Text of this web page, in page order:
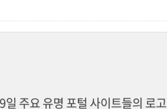
주요 유명 포털 사이트들의 로고